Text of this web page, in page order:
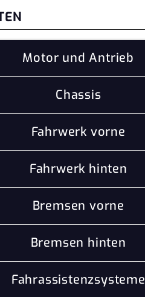
Motor und Antrieb
Chassis
Fahrwerk vorne
Fahrwerk hinten
Bremsen vorne
Bremsen hinten
Fahrassistenzsysteme